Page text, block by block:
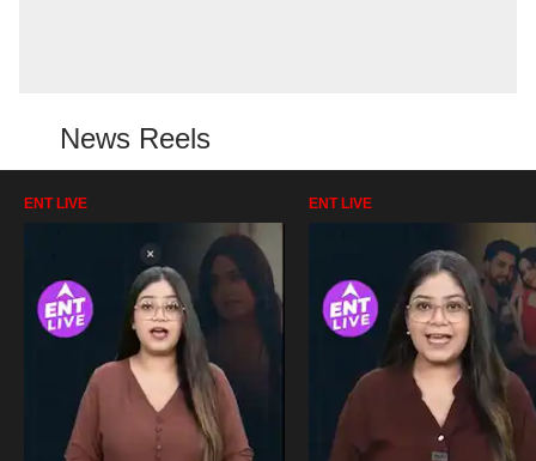
News Reels
ENT LIVE ENT LIVE